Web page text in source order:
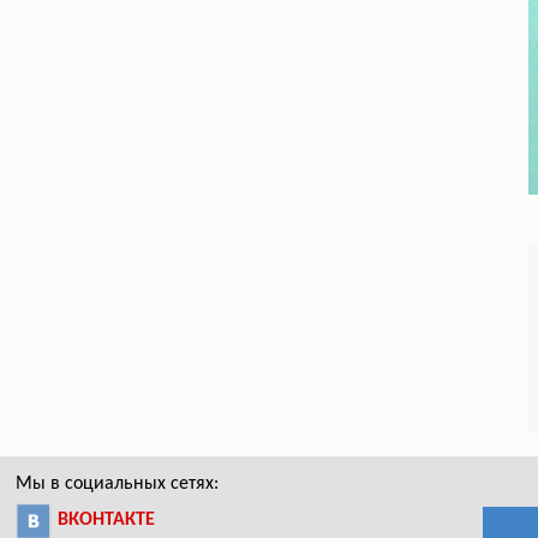
Мы в социальных сетях:
ВКОНТАКТЕ